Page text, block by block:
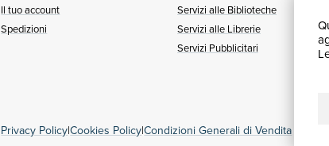
Il tuo account
Spedizioni
Servizi alle Biblioteche
Servizi alle Librerie
Servizi Pubblicitari
Privacy Policy|Cookies Policy|Condizioni Generali di Vendita